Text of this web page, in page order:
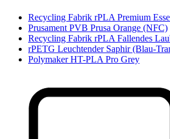
Recycling Fabrik rPLA Premium
Prusament PVB Prusa Orange (NFC)
Recycling Fabrik rPLA Fallendes
rPETG Leuchtender Saphir (Blau-
Polymaker HT-PLA Pro Grey